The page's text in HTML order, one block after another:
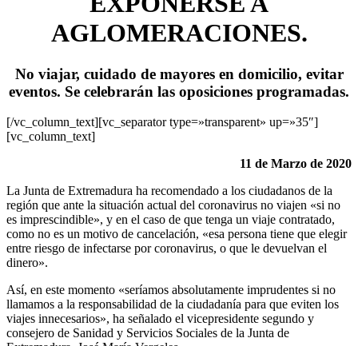
AGLOMERACIONES.
No viajar, cuidado de mayores en domicilio, evitar
eventos. Se celebrarán las oposiciones programadas.
[/vc_column_text][vc_separator type=»transparent» up=»35″]
[vc_column_text]
11 de Marzo de 2020
La Junta de Extremadura ha recomendado a los ciudadanos de la
región que ante la situación actual del coronavirus no viajen «si no
es imprescindible», y en el caso de que tenga un viaje contratado,
como no es un motivo de cancelación, «esa persona tiene que elegir
entre riesgo de infectarse por coronavirus, o que le devuelvan el
dinero».
Así, en este momento «seríamos absolutamente imprudentes si no
llamamos a la responsabilidad de la ciudadanía para que eviten los
viajes innecesarios», ha señalado el vicepresidente segundo y
consejero de Sanidad y Servicios Sociales de la Junta de